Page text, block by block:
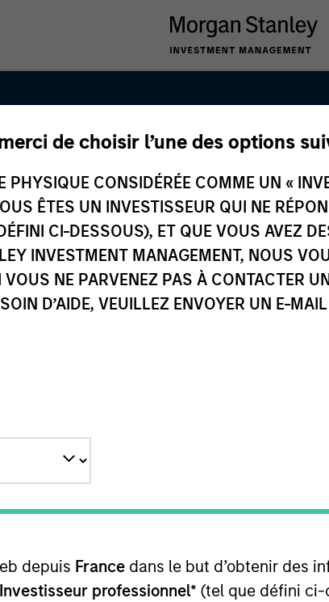
de choisir l’une des options
PHYSIQUE CONSIDÉRÉE COMME UN «
ÊTES UN INVESTISSEUR QUI NE
CI-DESSOUS), ET QUE VOUS AVEZ
INVESTMENT MANAGEMENT, NOUS
NE PARVENEZ PAS À CONTACTER
D’AIDE, VEUILLEZ ENVOYER UN E-
depuis France dans le but d’obtenir des
Investisseur professionnel* (tel que défini ci-
Equity
that the broad Japanese equity